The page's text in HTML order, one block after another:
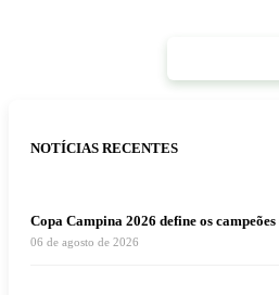
NOTÍCIAS RECENTES
Copa Campina 2026 define os
06 de agosto de 2026